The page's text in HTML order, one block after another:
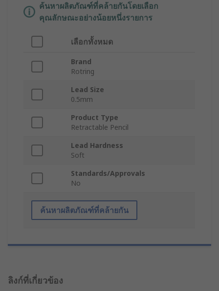
ค้นหาผลิตภัณฑ์ที่คล้ายกันโดยเลือก
คุณลักษณะอย่างน้อยหนึ่งรายการ
เลือกทั้งหมด
Brand
Rotring
Lead Size
0.5mm
Product Type
Retractable Pencil
Lead Hardness
Soft
Standards/Approvals
No
ค้นหาผลิตภัณฑ์ที่คล้ายกัน
ลิงก์ที่เกี่ยวข้อง